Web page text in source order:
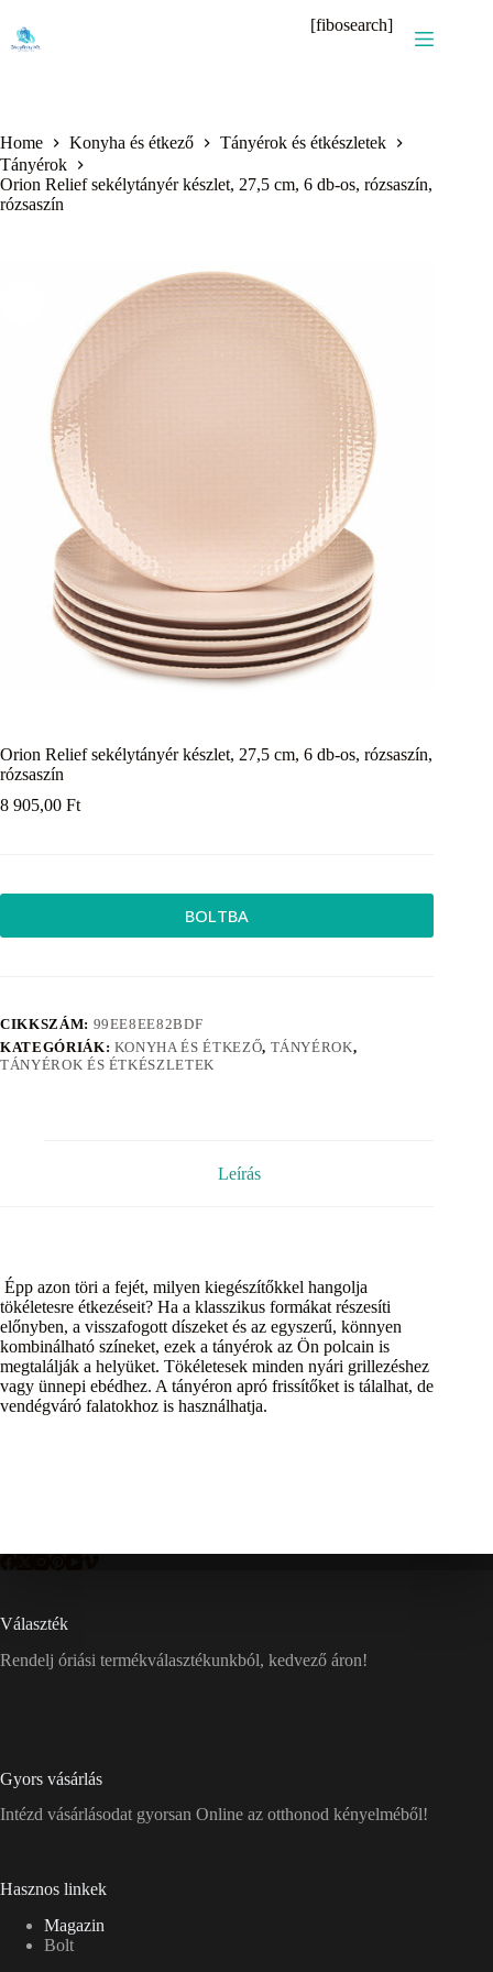
content
[fibosearch]
Home Konyha és étkező
Tányérok és étkészletek
Tányérok
Orion Relief sekélytányér készlet, 27,5 cm, 6 db-os, rózsaszín,
rózsaszín
Orion Relief sekélytányér készlet, 27,5 cm, 6 db-os, rózsaszín,
rózsaszín
8 905,00 Ft
BOLTBA
CIKKSZÁM: 99EE8EE82BDF
KATEGÓRIÁK: KONYHA ÉS ÉTKEZŐ, TÁNYÉROK,
TÁNYÉROK ÉS ÉTKÉSZLETEK
Leírás
Épp azon töri a fejét, milyen kiegészítőkkel hangolja
tökéletesre étkezéseit? Ha a klasszikus formákat részesíti
előnyben, a visszafogott díszeket és az egyszerű, könnyen
kombinálható színeket, ezek a tányérok az Ön polcain is
megtalálják a helyüket. Tökéletesek minden nyári grillezéshez
vagy ünnepi ebédhez. A tányéron apró frissítőket is tálalhat, de
vendégváró falatokhoz is használhatja.
Választék
Rendelj óriási termékválasztékunkból, kedvező áron!
Gyors vásárlás
Intézd vásárlásodat gyorsan Online az otthonod kényelméből!
Hasznos linkek
Magazin
Bolt